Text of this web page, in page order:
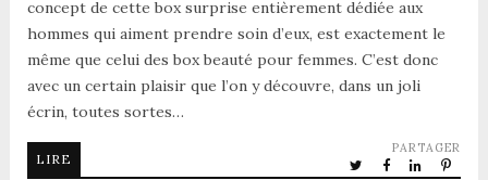
concept de cette box surprise entièrement dédiée aux
hommes qui aiment prendre soin d’eux, est exactement le
même que celui des box beauté pour femmes. C’est donc
avec un certain plaisir que l’on y découvre, dans un joli
écrin, toutes sortes…
LIRE
PARTAGER